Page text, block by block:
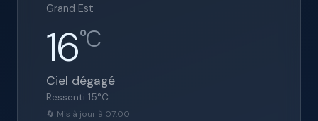
Grand Est
16°C
Ciel dégagé
Ressenti 15°C
🔄 Mis à jour à 07:00